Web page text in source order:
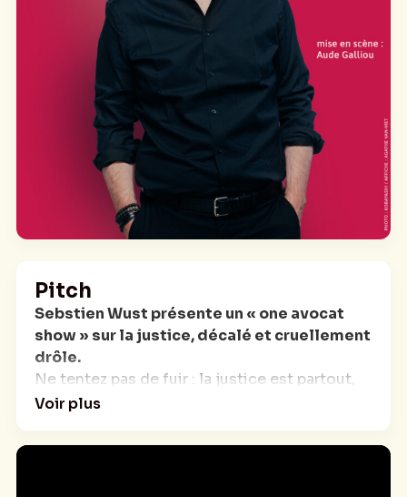
Pitch
Sebstien Wust présente un « one avocat
show » sur la justice, décalé et cruellement
drôle.
Ne tentez pas de fuir : la justice est partout,
dans notre quotidien, dans les médias, dans
Et les professions juridiques sont souvent
Voir plus